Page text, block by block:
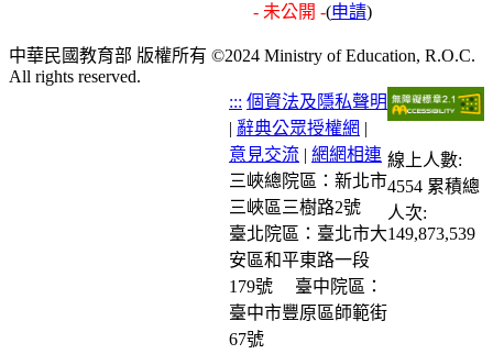
- 未公開 -(申請)
中華民國教育部 版權所有 ©2024 Ministry of Education, R.O.C.
All rights reserved.
::: 個資法及隱私聲明
| 辭典公眾授權網 |
意見交流 | 網網相連
三峽總院區：新北市
三峽區三樹路2號
臺北院區：臺北市大
安區和平東路一段
179號
臺中院區：
臺中市豐原區師範街
67號
線上人數:
4554 累積總
人次:
149,873,539